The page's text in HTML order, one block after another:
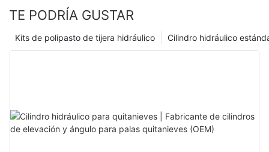
TE PODRÍA GUSTAR
Cilindro hidráulico
Kits de polipasto de tijera hidráulico